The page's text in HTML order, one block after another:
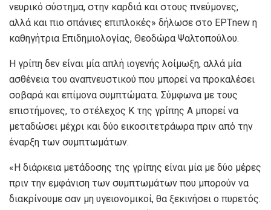
νευρικό σύστημα, στην καρδιά και στους πνεύμονες,
αλλά και πιο σπάνιες επιπλοκές» δήλωσε στο ΕΡΤnew η
καθηγήτρια Επιδημιολογίας, Θεοδώρα Ψαλτοπούλου.
Η γρίπη δεν είναι μία απλή ιογενής λοίμωξη, αλλά μία
ασθένεια του αναπνευστικού που μπορεί να προκαλέσει
σοβαρά και επίμονα συμπτώματα. Σύμφωνα με τους
επιστήμονες, το στέλεχος Κ της γρίπης Α μπορεί να
μεταδώσει μέχρι και δύο εικοσιτετράωρα πριν από την
έναρξη των συμπτωμάτων.
«Η διάρκεια μετάδοσης της γρίπης είναι μία με δύο μέρες
πριν την εμφάνιση των συμπτωμάτων που μπορούν να
διακρίνουμε σαν μη υγειονομικοί, θα ξεκινήσει ο πυρετός.